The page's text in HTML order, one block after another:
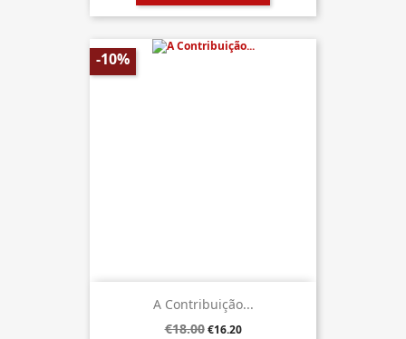
A Contribuição...
€18.00 €16.20
-10%